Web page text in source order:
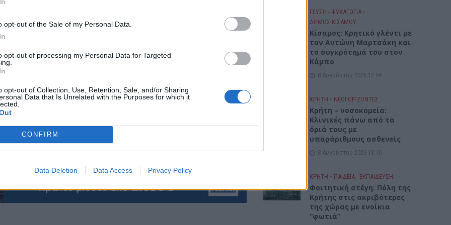
opt-out of the Sale of my Personal Data.
opt-out of processing my Personal Data for Targeted
opt-out of Collection, Use, Retention, Sale, and/or Sharing
Data that Is Unrelated with the Purposes for which it
CONFIRM
Data Deletion Data Access Privacy Policy
και είναι έτοιμα για σερβίρισμα, περιχύστε με λίγο γλάσο
βασιλικό.
ΓΕΎΣΗ - ΨΥΧΑΓΩΓΊΑ •
ΔΉΜΟΣ ΚΙΣΆΜΟΥ
Kίσαμος: Κρητικό γλέντι με
τον Αντώνη Μαρτσάκη και
το συγκρότημά του στον
Κάμπο
8 Αυγούστου 2026 13:59
ΚΡΗΤΗ • ΝΕΟΙ ΟΡΙΖΟΝΤΕΣ
Κρήτη – νοσοκομεία:
Κλινικές πάνω από τα
όριά τους με
υπαράριθμους ασθενείς
8 Αυγούστου 2026 13:10
ΚΡΗΤΗ • ΠΑΙΔΕΙΑ - ΕΚΠΑΙΔΕΥΣΗ
Φοιτητική στέγη: Πόλη της
Κρήτης στις ακριβότερες
της χώρας με ενοίκια
“φωτιά”